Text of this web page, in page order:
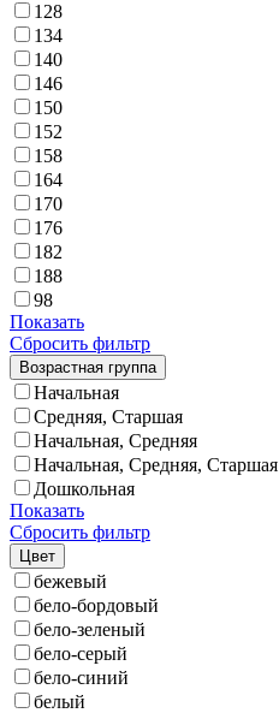
128
134
140
146
150
152
158
164
170
176
182
188
98
Показать
Сбросить фильтр
Возрастная группа
Начальная
Средняя, Старшая
Начальная, Средняя
Начальная, Средняя, Старшая
Дошкольная
Показать
Сбросить фильтр
Цвет
бежевый
бело-бордовый
бело-зеленый
бело-серый
бело-синий
белый